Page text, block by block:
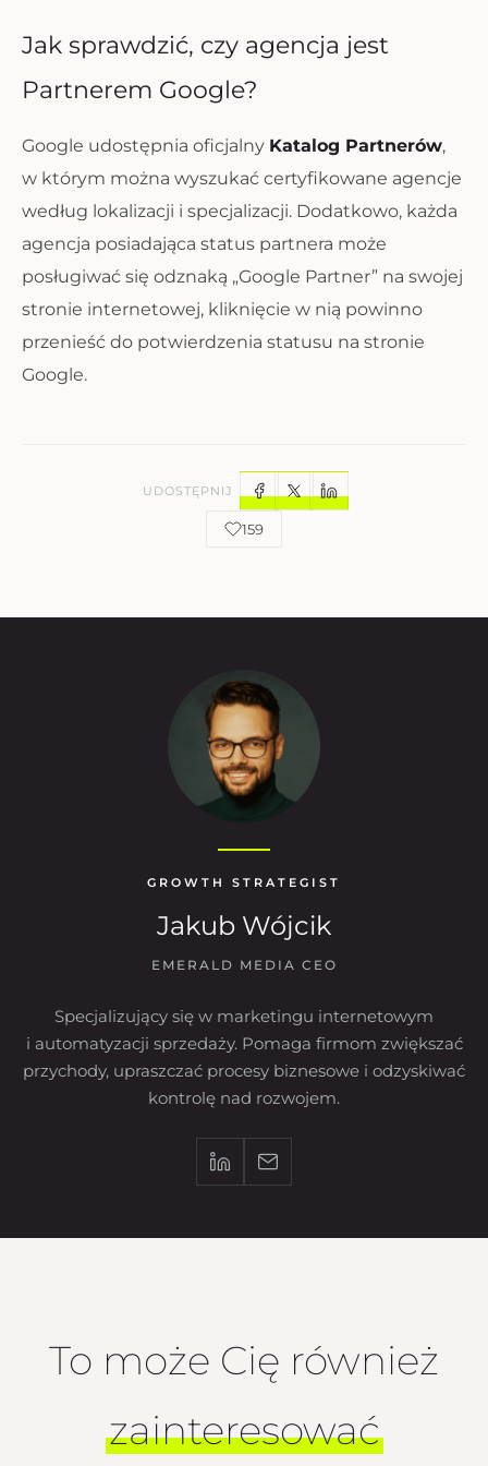
Jak sprawdzić, czy agencja jest
Partnerem Google?
Google udostępnia oficjalny Katalog Partnerów,
w którym można wyszukać certyfikowane agencje
według lokalizacji i specjalizacji. Dodatkowo, każda
agencja posiadająca status partnera może
posługiwać się odznaką „Google Partner” na swojej
stronie internetowej, kliknięcie w nią powinno
przenieść do potwierdzenia statusu na stronie
Google.
UDOSTĘPNIJ
159
GROWTH STRATEGIST
Jakub Wójcik
EMERALD MEDIA CEO
Specjalizujący się w marketingu internetowym
i automatyzacji sprzedaży. Pomaga firmom zwiększać
przychody, upraszczać procesy biznesowe i odzyskiwać
kontrolę nad rozwojem.
To może Cię również
zainteresować